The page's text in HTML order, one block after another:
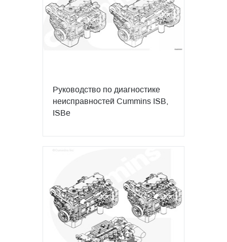
Руководство по диагностике
неисправностей Cummins ISB,
ISBe